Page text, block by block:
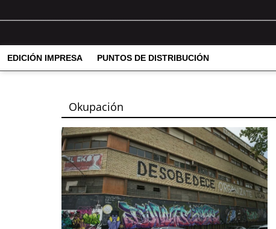
EDICIÓN IMPRESA PUNTOS DE DISTRIBUCIÓN
Okupación